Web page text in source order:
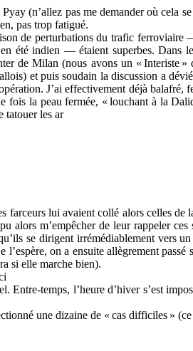
(n’allez pas me demander où cela
pas trop fatigué.
de perturbations du trafic ferroviaire
été indien — étaient superbes. Dans
de Milan (nous avons un « Interiste »
et puis soudain la discussion a
J’ai effectivement déjà
fois la peau fermée, « louchant à la
tatouer les ar
farceurs lui avaient collé alors celles
alors m’empêcher de leur rappeler
se dirigent irrémédiablement vers
l’espère, on a ensuite allègrement
si elle marche bien).
Entre-temps, l’heure d’hiver s’est
une dizaine de « cas difficiles »